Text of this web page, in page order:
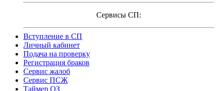
Сервисы СП:
Вступление в СП
Личный кабинет
Подача на проверку
Регистрация браков
Сервис жалоб
Сервис ПСЖ
Таймер ОЗ